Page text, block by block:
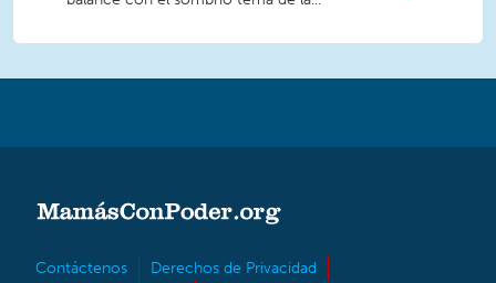
Contáctenos Derechos de Privacidad